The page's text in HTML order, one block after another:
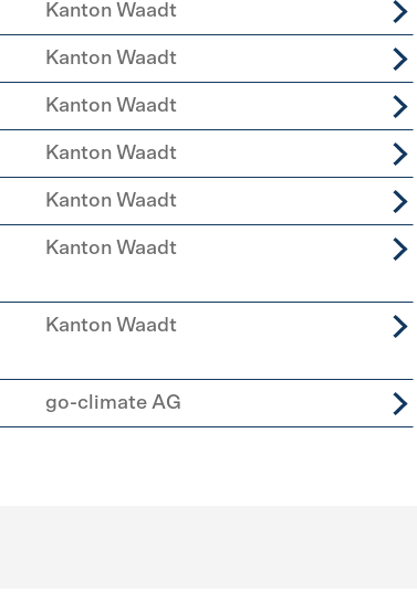
Kanton Waadt
Kanton Waadt
Kanton Waadt
Kanton Waadt
Kanton Waadt
Kanton Waadt
Kanton Waadt
go-climate AG